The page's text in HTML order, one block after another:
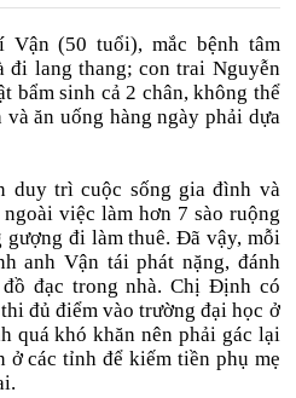
Vận (50 tuổi), mắc bệnh tâm
đi lang thang; con trai Nguyễn
bẩm sinh cả 2 chân, không thể
ăn uống hàng ngày phải dựa
duy trì cuộc sống gia đình và
việc làm hơn 7 sào ruộng
đi làm thuê. Đã vậy, mỗi
anh Vận tái phát nặng, đánh
đạc trong nhà. Chị Định có
đủ điểm vào trường đại học ở
quá khó khăn nên phải gác lại
ở các tỉnh để kiếm tiền phụ mẹ